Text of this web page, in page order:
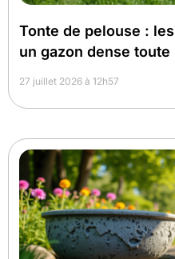
Tonte de pelouse :
un gazon dense toute
27 juillet 2026 à 12h57